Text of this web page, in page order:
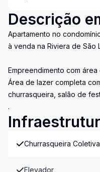
Descrição
Apartamento no
à venda na Riviera de São
Empreendimento com
Área de lazer completa
churrasqueira, salão de
.
Churrasqueira Coletiva
Elevador